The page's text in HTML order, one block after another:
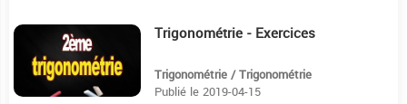
Trigonométrie - Exercices
Trigonométrie / Trigonométrie
Publié le 2019-04-15